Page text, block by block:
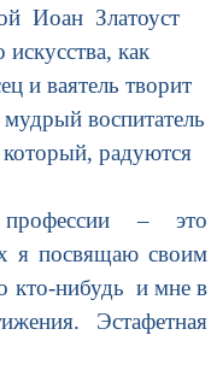
Иоан Златоуст
как
и ваятель творит
воспитатель
радуются
– это
я посвящаю своим
кто-нибудь и мне в
Эстафетная